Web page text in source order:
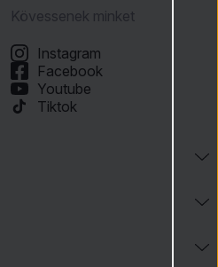
Kövessenek minket
Instagram
Facebook
Youtube
Tiktok